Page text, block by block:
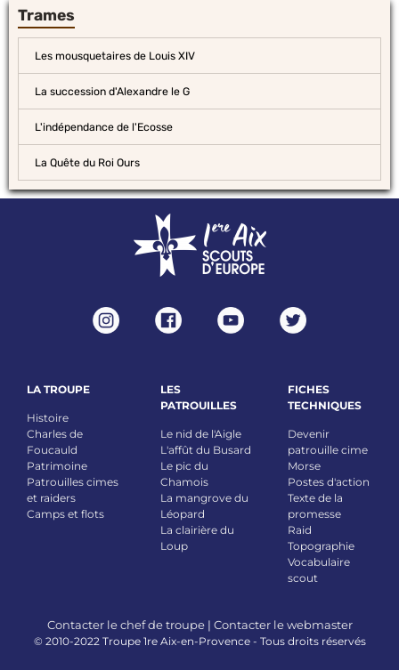
Trames
Les mousquetaires de Louis XIV
La succession d'Alexandre le G
L'indépendance de l'Ecosse
La Quête du Roi Ours
LA TROUPE
Histoire
Charles de
Foucauld
Patrimoine
Patrouilles cimes
et raiders
Camps et flots
LES
PATROUILLES
Le nid de l'Aigle
L'affût du Busard
Le pic du
Chamois
La mangrove du
Léopard
La clairière du
Loup
FICHES
TECHNIQUES
Devenir
patrouille cime
Morse
Postes d'action
Texte de la
promesse
Raid
Topographie
Vocabulaire
scout
Contacter le chef de troupe| Contacter le webmaster
© 2010-2022 Troupe 1re Aix-en-Provence - Tous droits réservés